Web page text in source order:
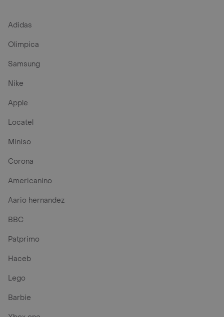
Adidas
Olimpica
Samsung
Nike
Apple
Locatel
Miniso
Corona
Americanino
Aario hernandez
BBC
Patprimo
Haceb
Lego
Barbie